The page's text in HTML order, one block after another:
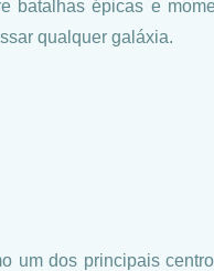
batalhas épicas e
qualquer galáxia.
um dos principais